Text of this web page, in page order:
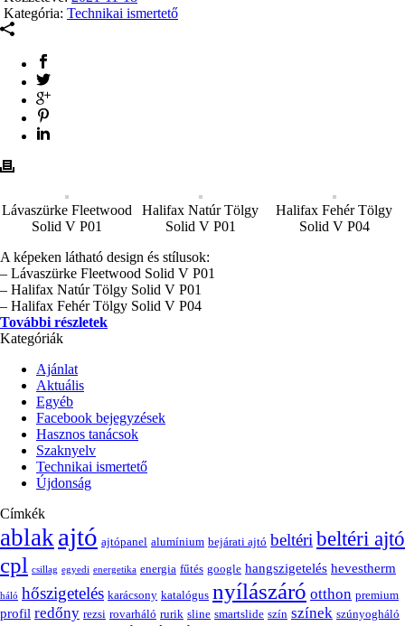
Kategória: Technikai ismertető
Lávaszürke Fleetwood
Solid V P01
Halifax Natúr Tölgy
Solid V P01
Halifax Fehér Tölgy
Solid V P04
A képeken látható design és stílusok:
– Lávaszürke Fleetwood Solid V P01
– Halifax Natúr Tölgy Solid V P01
– Halifax Fehér Tölgy Solid V P04
További részletek
Kategóriák
Ajánlat
Aktuális
Egyéb
Facebook bejegyzések
Hasznos tanácsok
Szaknyelv
Technikai ismertető
Újdonság
Címkék
ablakajtó ajtópanel alumínium bejárati ajtó beltéri beltéri ajtó
cpl csillag egyedi energetika energia fűtés google hangszigetelés hevestherm
háló hőszigetelés karácsony katalógus nyílászáró otthon premium
profil redőny rezsi rovarháló rurik sline smartslide szín színek szúnyogháló